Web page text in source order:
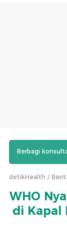
Berbagi
detikHealth
WHO
di Kapal